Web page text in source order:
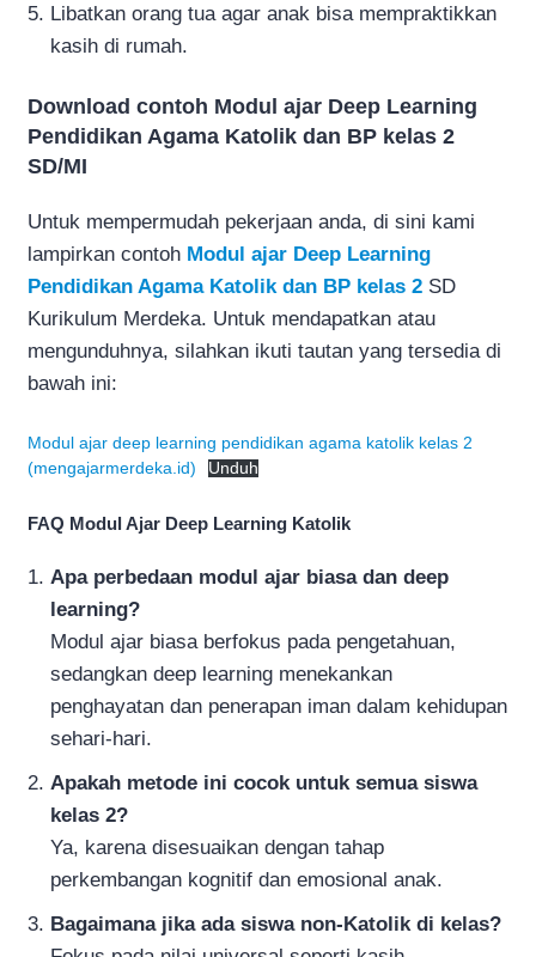
Libatkan orang tua agar anak bisa mempraktikkan
kasih di rumah.
Download contoh Modul ajar Deep Learning
Pendidikan Agama Katolik dan BP kelas 2
SD/MI
Untuk mempermudah pekerjaan anda, di sini kami
lampirkan contoh Modul ajar Deep Learning
Pendidikan Agama Katolik dan BP kelas 2 SD
Kurikulum Merdeka. Untuk mendapatkan atau
mengunduhnya, silahkan ikuti tautan yang tersedia di
bawah ini:
Modul ajar deep learning pendidikan agama katolik kelas 2
(mengajarmerdeka.id)
Unduh
FAQ Modul Ajar Deep Learning Katolik
Apa perbedaan modul ajar biasa dan deep
learning?
Modul ajar biasa berfokus pada pengetahuan,
sedangkan deep learning menekankan
penghayatan dan penerapan iman dalam kehidupan
sehari-hari.
Apakah metode ini cocok untuk semua siswa
kelas 2?
Ya, karena disesuaikan dengan tahap
perkembangan kognitif dan emosional anak.
Bagaimana jika ada siswa non-Katolik di kelas?